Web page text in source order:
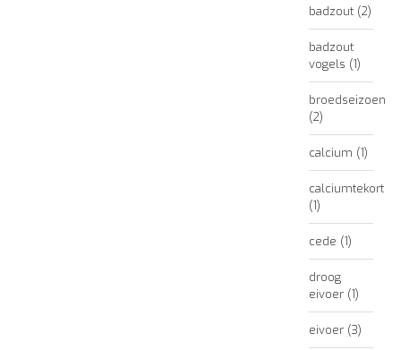
badzout (2)
badzout
vogels (1)
broedseizoen
(2)
calcium (1)
calciumtekort
(1)
cede (1)
droog
eivoer (1)
eivoer (3)